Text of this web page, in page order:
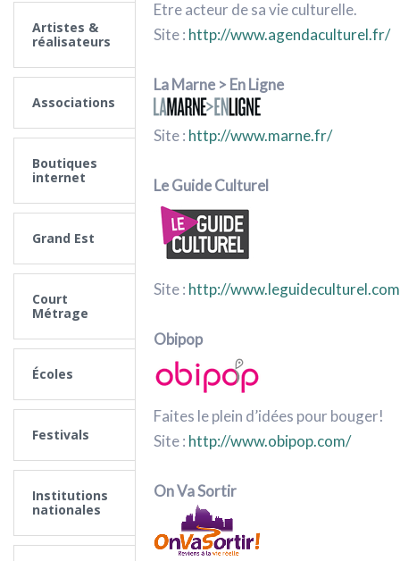
Artistes &
réalisateurs
Associations
Boutiques
internet
Grand Est
Court
Métrage
Écoles
Festivals
Institutions
nationales
Etre acteur de sa vie culturelle.
Site : http://www.agendaculturel.fr/
La Marne > En Ligne
Site : http://www.marne.fr/
Le Guide Culturel
Site : http://
Obipop
Faites le plein d’idées pour bouger!
Site : http://www.obipop.com/
On Va Sortir